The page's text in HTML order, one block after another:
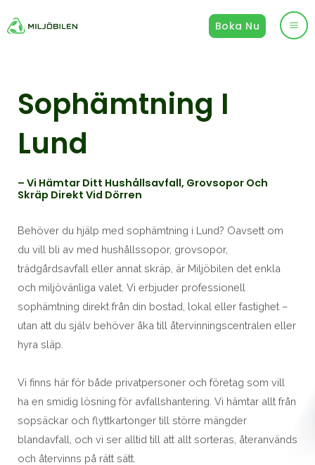
till
Boka Nu
Sophämtning I
Lund
– Vi Hämtar Ditt Hushållsavfall, Grovsopor Och
Skräp Direkt Vid Dörren
Behöver du hjälp med sophämtning i Lund? Oavsett om
du vill bli av med hushållssopor, grovsopor,
trädgårdsavfall eller annat skräp, är Miljöbilen det enkla
och miljövänliga valet. Vi erbjuder professionell
sophämtning direkt från din bostad, lokal eller fastighet –
utan att du själv behöver åka till återvinningscentralen eller
hyra släp.
Vi finns här för både privatpersoner och företag som vill
ha en smidig lösning för avfallshantering. Vi hämtar allt från
sopsäckar och flyttkartonger till större mängder
blandavfall, och vi ser alltid till att allt sorteras, återanvänds
och återvinns på rätt sätt.